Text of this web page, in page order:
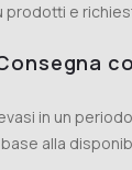
prodotti e
in un
alla